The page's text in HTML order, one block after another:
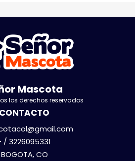
Mascota
los derechos reservados
CONTACTO
/ 3226095331
BOGOTA, CO